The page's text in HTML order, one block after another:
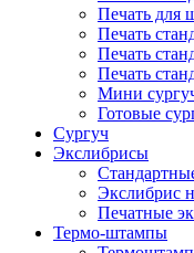
Печать для
Печать
Печать
Печать
Мини
Готовые
Сургуч
Экслибрисы
Экслибрис
Печатные
Термо-штампы